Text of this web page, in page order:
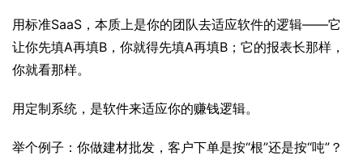
用标准SaaS，本质上是你的团队去适应软件的逻辑——它
让你先填A再填B，你就得先填A再填B；它的报表长那样，
你就看那样。
用定制系统，是软件来适应你的赚钱逻辑。
举个例子：你做建材批发，客户下单是按“根”还是按“吨”？